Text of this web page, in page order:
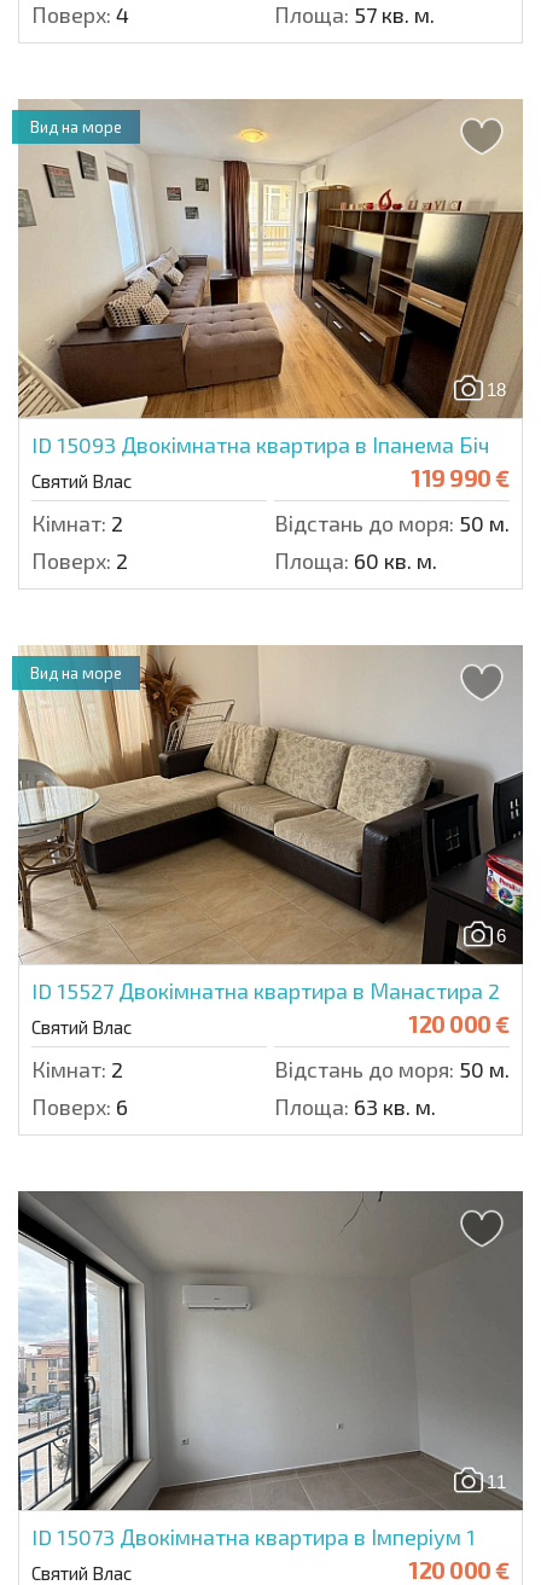
Поверх: 4 Площа: 57 кв. м.
18
ID 15093 Двокімнатна квартира в Іпанема Біч
Святий Влас 119 990 €
Кімнат: 2 Відстань до моря: 50 м.
Поверх: 2 Площа: 60 кв. м.
Вид на море
6
ID 15527 Двокімнатна квартира в Манастира 2
Святий Влас 120 000 €
Кімнат: 2 Відстань до моря: 50 м.
Поверх: 6 Площа: 63 кв. м.
Вид на море
11
ID 15073 Двокімнатна квартира в Імперіум 1
Святий Влас 120 000 €